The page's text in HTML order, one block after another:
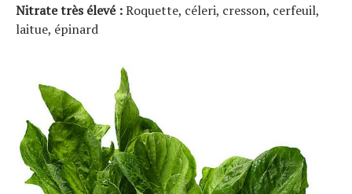
Nitrate très élevé :Roquette, céleri, cresson, cerfeuil,
laitue, épinard